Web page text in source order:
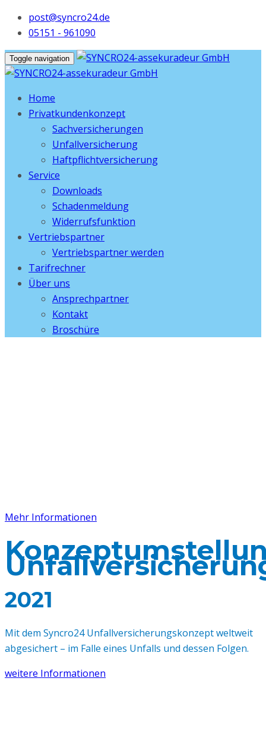
post@syncro24.de
05151 - 961090
Toggle navigation
Home
Privatkundenkonzept
Sachversicherungen
Unfallversicherung
Haftpflichtversicherung
Service
Downloads
Schadenmeldung
Widerrufsfunktion
Vertriebspartner
Vertriebspartner werden
Tarifrechner
Über uns
Ansprechpartner
Kontakt
Broschüre
Mehr Informationen
2021
Mit dem Syncro24 Unfallversicherungskonzept weltweit
abgesichert – im Falle eines Unfalls und dessen Folgen.
weitere Informationen